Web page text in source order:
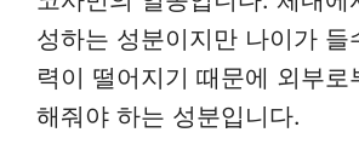
성하는 성분이지만 나이가 들
력이 떨어지기 때문에 외부로
해줘야 하는 성분입니다.